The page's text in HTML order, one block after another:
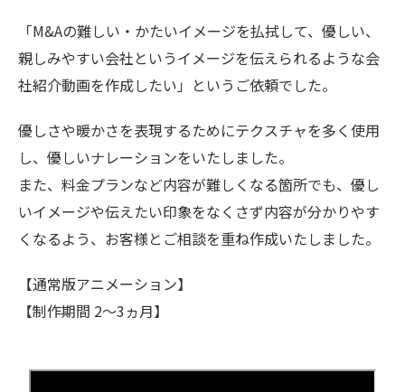
「M&Aの難しい・かたいイメージを払拭して、優しい、
親しみやすい会社というイメージを伝えられるような会
社紹介動画を作成したい」というご依頼でした。
優しさや暖かさを表現するためにテクスチャを多く使用
し、優しいナレーションをいたしました。
また、料金プランなど内容が難しくなる箇所でも、優し
いイメージや伝えたい印象をなくさず内容が分かりやす
くなるよう、お客様とご相談を重ね作成いたしました。
【通常版アニメーション】
【制作期間 2～3ヵ月】